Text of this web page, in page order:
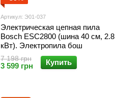
Артикул: Э01-037
Электрическая цепная пила
Bosch ESC2800 (шина 40 см, 2.8
кВт). Электропила бош
7 198 грн
3 599 грн Купить